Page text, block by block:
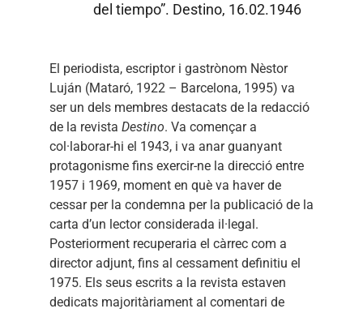
del tiempo”. Destino, 16.02.1946
El periodista, escriptor i gastrònom Nèstor
Luján (Mataró, 1922 – Barcelona, 1995) va
ser un dels membres destacats de la redacció
de la revista Destino. Va començar a
col·laborar-hi el 1943, i va anar guanyant
protagonisme fins exercir-ne la direcció entre
1957 i 1969, moment en què va haver de
cessar per la condemna per la publicació de la
carta d’un lector considerada il·legal.
Posteriorment recuperaria el càrrec com a
director adjunt, fins al cessament definitiu el
1975. Els seus escrits a la revista estaven
dedicats majoritàriament al comentari de